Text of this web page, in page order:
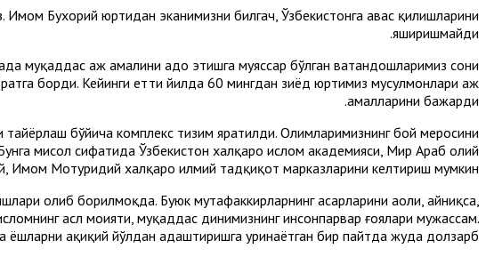
Бухорий юртидан эканимизни билгач, Ўзбекистонга ҳавас қилишларини
яширишмайди.
муқаддас ҳаж амалини адо этишга муяссар бўлган ватандошларимиз сони
борди. Кейинги етти йилда 60 мингдан зиёд юртимиз мусулмонлари ҳаж
амалларини бажарди.
бўйича комплекс тизим яратилди. Олимларимизнинг бой меросини
мисол сифатида Ўзбекистон халқаро ислом академияси, Мир Араб олий
Мотуридий халқаро илмий тадқиқот марказларини келтириш мумкин.
олиб борилмоқда. Буюк мутафаккирларнинг асарларини аҳоли, айниқса,
асл моҳияти, муқаддас динимизнинг инсонпарвар ғоялари мужассам.
ёшларни ҳақиқий йўлдан адаштиришга уринаётган бир пайтда жуда долзарб.